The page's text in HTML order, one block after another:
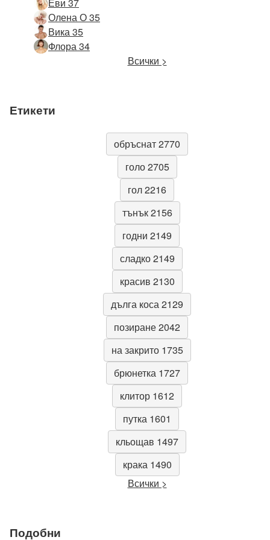
Еви 37
Олена О 35
Вика 35
Флора 34
Всички >
Етикети
обръснат 2770
голо 2705
гол 2216
тънък 2156
годни 2149
сладко 2149
красив 2130
дълга коса 2129
позиране 2042
на закрито 1735
брюнетка 1727
клитор 1612
путка 1601
кльощав 1497
крака 1490
Всички >
Подобни